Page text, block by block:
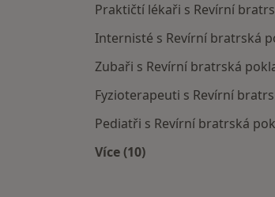
Praktičtí lékaři s Revírní
Internisté s Revírní bratrská
Zubaři s Revírní bratrská
Fyzioterapeuti s Revírní
Pediatři s Revírní bratrská
Více (10)